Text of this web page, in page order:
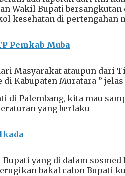
Wakil Bupati
kesehatan di pertengahan
Pemkab Muba
Masyarakat ataupun dari
Kabupaten Muratara ”
di Palembang, kita mau
yang berlaku
yang di dalam
bakal calon Bupati